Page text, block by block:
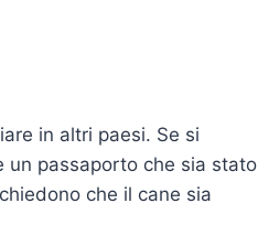
in altri paesi. Se si
un passaporto che sia stato
che il cane sia